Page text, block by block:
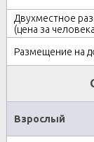
Взрослый